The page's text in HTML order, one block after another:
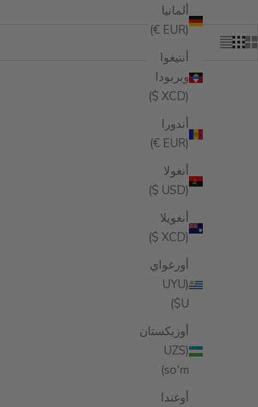
ألمانيا
(EUR €)
أنتيغوا
وبربودا
(XCD $)
أندورا
(EUR €)
أنغولا
(USD $)
أنغويلا
(XCD $)
أورغواي
(UYU
$U)
أوزبكستان
(UZS
so'm)
أوغندا
منشط استعادة الشعر S 120ml/4fl.oz.
السعر بعد الخصم
$38.99